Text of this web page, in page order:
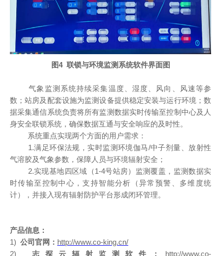
图4 联锁与环境监测系统软件界面图
气象监测系统持续采集温度、湿度、风向、风速等参
数；站房及配套设施为监测设备提供稳定安装与运行环境；数
据采集通信系统负责将所有监测数据实时传输至控制中心及人
身安全联锁系统，确保数据互通与安全响应的及时性。
系统重点实现两个方面的用户需求：
1.满足环保法规，实时监测环境伽马/中子剂量、放射性
气溶胶及气象参数，保障人员与环境辐射安全；
2.实现基地四区域（1-4号站房）监测覆盖，监测数据实
时传输至控制中心，支持智能分析（异常预警、多维度统
计），并接入现有辐射防护平台形成闭环管理。
产品信息：
1) 公司官网： http://www.co-king.cn/
2) 志探云辐射监测软件： http://www.co-